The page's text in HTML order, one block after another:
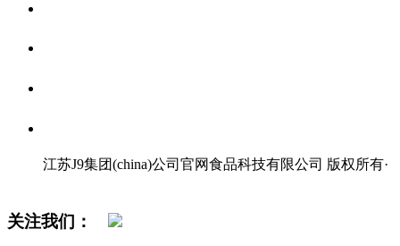
江苏J9集团(china)公司官网食品科技有限公司 版权所有·
关注我们：